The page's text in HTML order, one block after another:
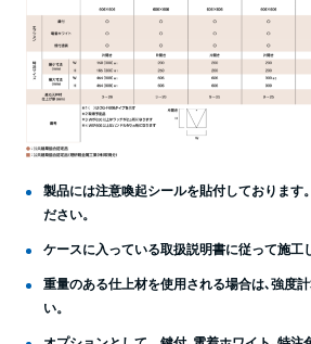
製品には注意喚起シールを貼付しております
ださい。
ケースに入っている取扱説明書に従って施工
重量のある仕上材を使用される場合は､強度
い。